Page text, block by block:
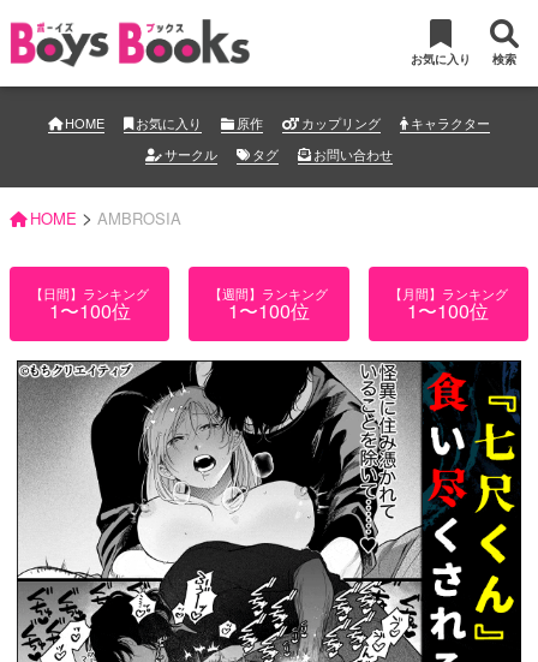
お気に入り 検索
HOME お気に入り 原作 カップリング
キャラクター
サークル
タグ お問い合わせ
HOME > AMBROSIA
【日間】ランキング
1〜100位
【週間】ランキング
1〜100位
【月間】ランキング
1〜100位